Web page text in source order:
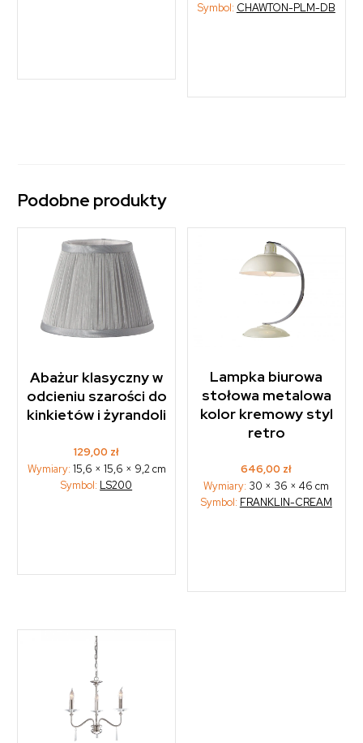
Symbol: CHAWTON-PLM-DB
Podobne produkty
Abażur klasyczny w
odcieniu szarości do
kinkietów i żyrandoli
129,00 zł
Wymiary: 15,6 × 15,6 × 9,2 cm
Symbol: LS200
Lampka biurowa
stołowa metalowa
kolor kremowy styl
retro
646,00 zł
Wymiary: 30 × 36 × 46 cm
Symbol: FRANKLIN-CREAM